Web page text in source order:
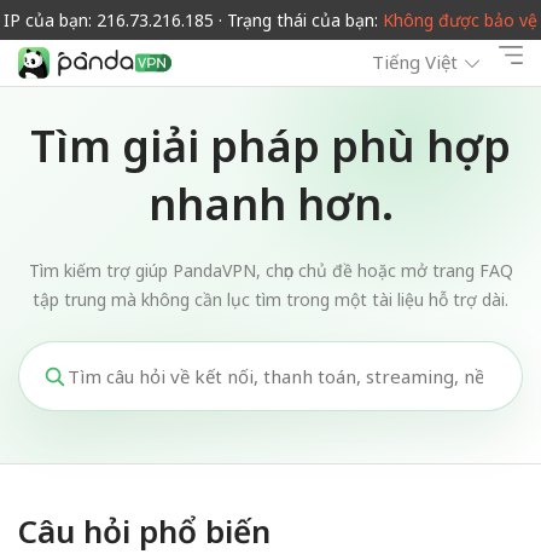
IP của bạn: 216.73.216.185 · Trạng thái của bạn: Không được bảo vệ
Tiếng Việt
Tìm giải pháp phù hợp
nhanh hơn.
Tìm kiếm trợ giúp PandaVPN, chọn chủ đề hoặc mở trang FAQ
tập trung mà không cần lục tìm trong một tài liệu hỗ trợ dài.
Câu hỏi phổ biến